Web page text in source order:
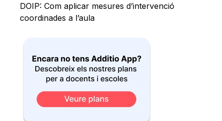
DOIP: Com aplicar mesures d’intervenció
coordinades a l’aula